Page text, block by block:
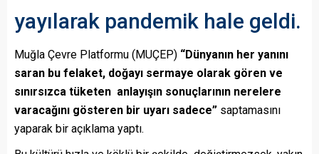
yayılarak pandemik hale geldi.
Muğla Çevre Platformu (MUÇEP) “Dünyanın her yanını
saran bu felaket, doğayı sermaye olarak gören ve
sınırsızca tüketen anlayışın sonuçlarının nerelere
varacağını gösteren bir uyarı sadece” saptamasını
yaparak bir açıklama yaptı.